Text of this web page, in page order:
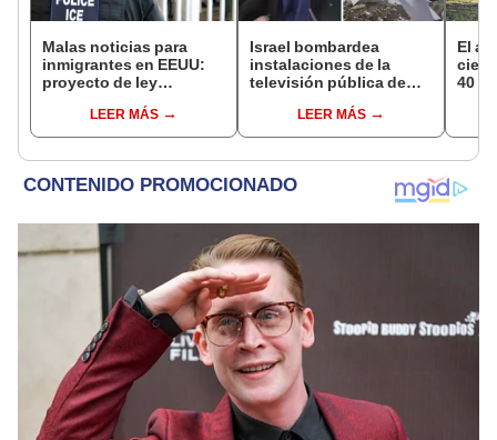
Malas noticias para
inmigrantes en EEUU:
proyecto de ley
condados de Texas a
colaborar con ICE
LEER MÁS
Israel bombardea
instalaciones de la
televisión pública de
cortó por explosión en
vivo
LEER MÁS
El
40
asno
vida